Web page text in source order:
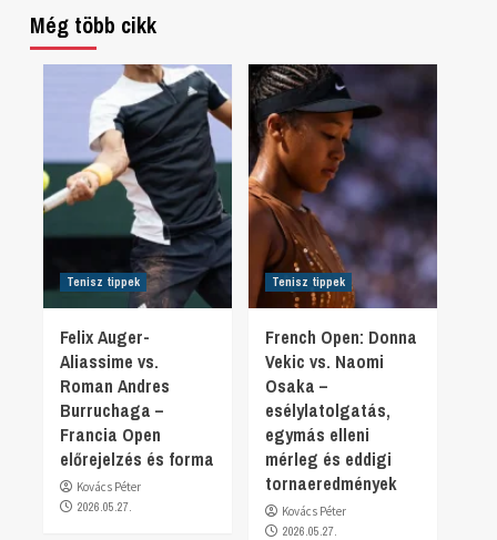
Még több cikk
Tenisz tippek
Felix Auger-
Aliassime vs.
Roman Andres
Burruchaga –
Francia Open
előrejelzés és forma
Kovács Péter
2026.05.27.
Tenisz tippek
French Open: Donna
Vekic vs. Naomi
Osaka –
esélylatolgatás,
egymás elleni
mérleg és eddigi
tornaeredmények
Kovács Péter
2026.05.27.